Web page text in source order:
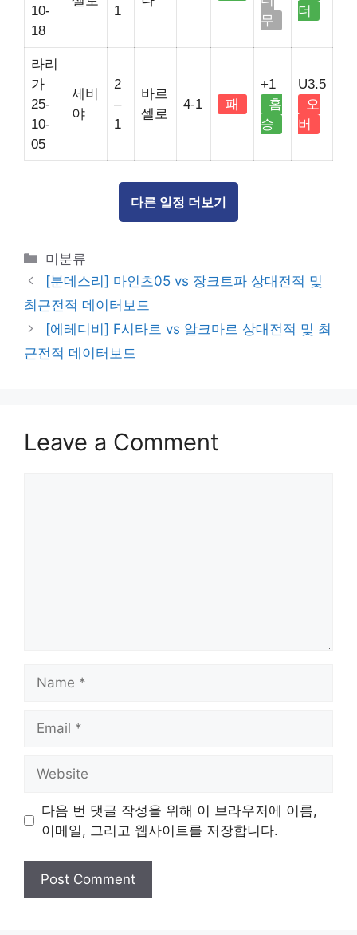
10-
18
1
무
더
라리
가
25-
10-
05
세비
야
2
–
1
바르
셀로
4-1 패
+1
홈
승
U3.5
오
버
다른 일정 더보기
Categories
미분류
[분데스리] 마인츠05 vs 장크트파 상대전적 및
최근전적 데이터보드
[에레디비] F시타르 vs 알크마르 상대전적 및 최
근전적 데이터보드
Leave a Comment
다음 번 댓글 작성을 위해 이 브라우저에 이름,
이메일, 그리고 웹사이트를 저장합니다.